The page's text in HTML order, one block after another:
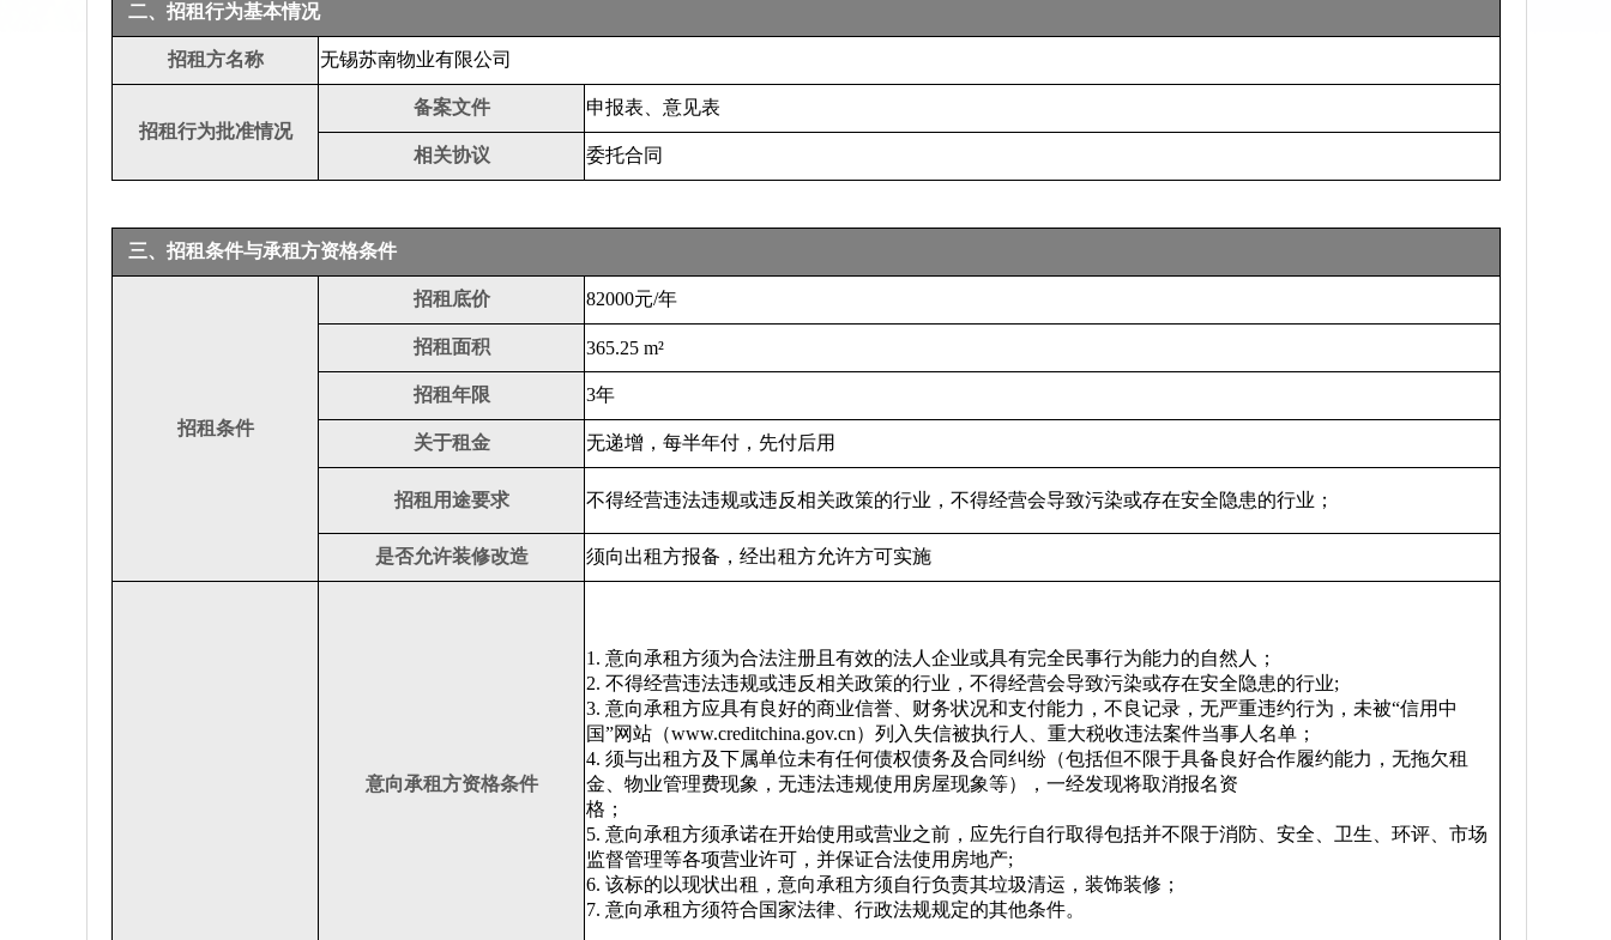
二、招租行为基本情况
招租方名称 无锡苏南物业有限公司
招租行为批准情况
备案文件 申报表、意见表
相关协议 委托合同
三、招租条件与承租方资格条件
招租条件
招租底价 82000元/年
招租面积 365.25 m²
招租年限 3年
关于租金 无递增，每半年付，先付后用
招租用途要求 不得经营违法违规或违反相关政策的行业，不得经营会导致污染或存在安全隐患的行业；
是否允许装修改造 须向出租方报备，经出租方允许方可实施
意向承租方资格条件
1. 意向承租方须为合法注册且有效的法人企业或具有完全民事行为能力的自然人；
2. 不得经营违法违规或违反相关政策的行业，不得经营会导致污染或存在安全隐患的行业;
3. 意向承租方应具有良好的商业信誉、财务状况和支付能力，不良记录，无严重违约行为，未被“信用中
国”网站（www.creditchina.gov.cn）列入失信被执行人、重大税收违法案件当事人名单；
4. 须与出租方及下属单位未有任何债权债务及合同纠纷（包括但不限于具备良好合作履约能力，无拖欠租
金、物业管理费现象，无违法违规使用房屋现象等），一经发现将取消报名资
格；
5. 意向承租方须承诺在开始使用或营业之前，应先行自行取得包括并不限于消防、安全、卫生、环评、市场
监督管理等各项营业许可，并保证合法使用房地产;
6. 该标的以现状出租，意向承租方须自行负责其垃圾清运，装饰装修；
7. 意向承租方须符合国家法律、行政法规规定的其他条件。